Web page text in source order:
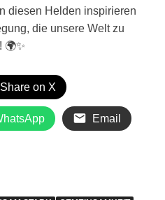
diesen Helden inspirieren
die unsere Welt zu
🌍✨
Share on X
Email